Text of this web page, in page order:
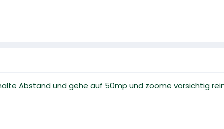
Abstand und gehe auf 50mp und zoome vorsichtig